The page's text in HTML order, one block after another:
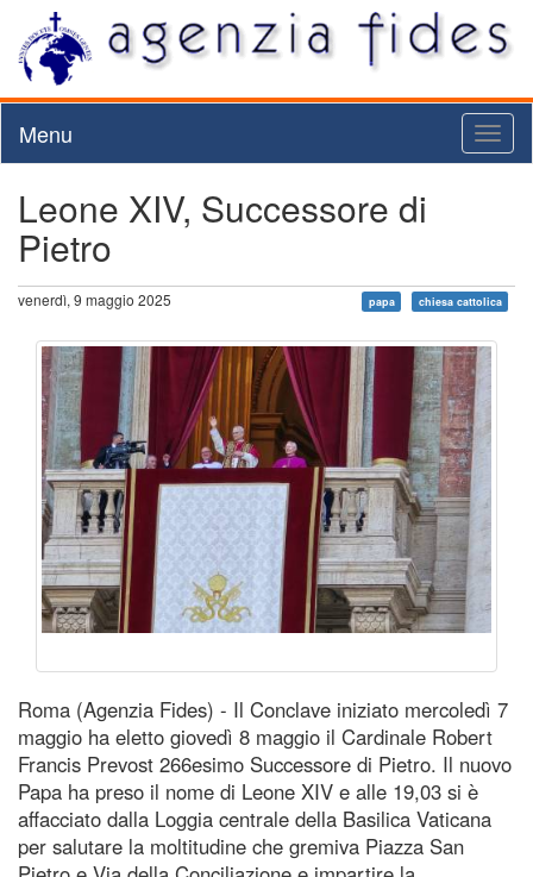
Menu
Leone XIV, Successore di
Pietro
venerdì, 9 maggio 2025 papa chiesa cattolica
Roma (Agenzia Fides) - Il Conclave iniziato mercoledì 7
maggio ha eletto giovedì 8 maggio il Cardinale Robert
Francis Prevost 266esimo Successore di Pietro. Il nuovo
Papa ha preso il nome di Leone XIV e alle 19,03 si è
affacciato dalla Loggia centrale della Basilica Vaticana
per salutare la moltitudine che gremiva Piazza San